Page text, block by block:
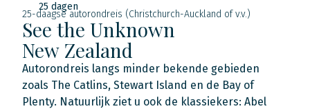
25 dagen
25-daagse autorondreis (Christchurch-Auckland of v.v.)
See the Unknown
New Zealand
Autorondreis langs minder bekende gebieden
zoals The Catlins, Stewart Island en de Bay of
Plenty. Natuurlijk ziet u ook de klassiekers: Abel